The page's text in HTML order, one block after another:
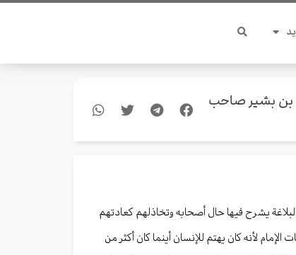
بن بشير صاحب
يشرح فيها حال أصحابه وتخاذلهم كعادتهم
لأنه كان يهتم للإنسان أينما كان أكثر من